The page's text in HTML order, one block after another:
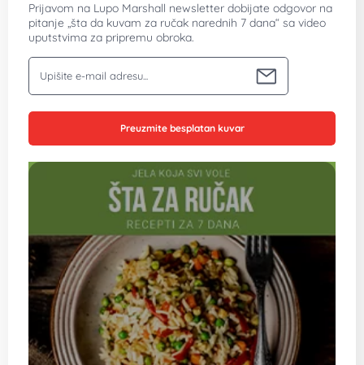
Prijavom na Lupo Marshall newsletter dobijate odgovor na
pitanje „šta da kuvam za ručak narednih 7 dana“ sa video
uputstvima za pripremu obroka.
Preuzmite besplatan kuvar